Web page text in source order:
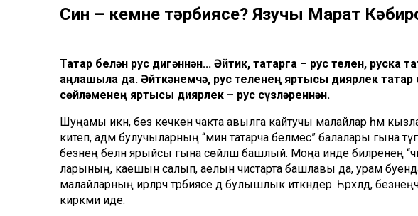
Син – кемнең тәрбиясе? Язучы Марат
Татар белән рус дигәннән... Әйтик, татарга – рус телен, руска
аңлашыла да. Әйткәнемчә, рус теленең яртысы диярлек татар
сөйләменең яртысы диярлек – рус сүзләреннән.
Шуңамы икән, без кечкенә чакта авылга кайтучы малайлар һәм кызлар
китеп, адәм булучыларның “мин татарча белмес” балалары гына
безнең белән ярыйсы гына сөйләшә башлый. Моңа инде әбиләренең
ларының, каешын салып, аелын чистарта башлавы да, урам
малайларның ирләрчә тәрбиясе дә булышлык иткәндер. Һәрхәлдә,
кирәкми иде.